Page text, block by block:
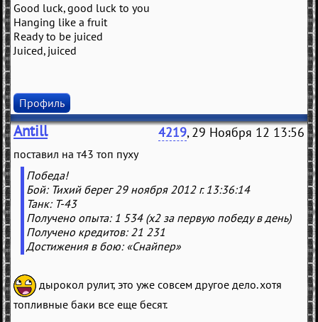
Good luck, good luck to you
Hanging like a fruit
Ready to be juiced
Juiced, juiced
Профиль
Antill 4219, 29 Ноября 12 13:56
поставил на т43 топ пуху
Победа!
Бой: Тихий берег 29 ноября 2012 г. 13:36:14
Танк: Т-43
Получено опыта: 1 534 (x2 за первую победу в день)
Получено кредитов: 21 231
Достижения в бою: «Снайпер»
дырокол рулит, это уже совсем другое дело. хотя
топливные баки все еще бесят.